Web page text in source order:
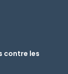
contre les